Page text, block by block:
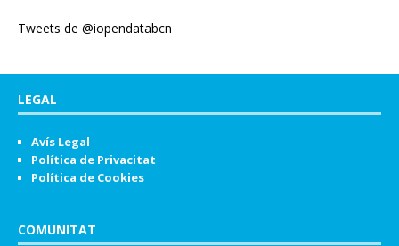
Tweets de @iopendatabcn
LEGAL
Avís Legal
Política de Privacitat
Política de Cookies
COMUNITAT